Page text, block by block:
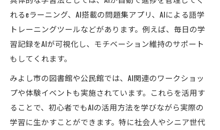
れるeラーニング、AI搭載の問題集アプリ、AIによる語学
トレーニングツールなどがあります。例えば、毎日の学
習記録をAIが可視化し、モチベーション維持のサポート
もしてくれます。
みよし市の図書館や公民館では、AI関連のワークショッ
プや体験イベントも実施されています。これらを活用す
ることで、初心者でもAIの活用方法を学びながら実際の
学習に生かすことができます。特に社会人やシニア世代